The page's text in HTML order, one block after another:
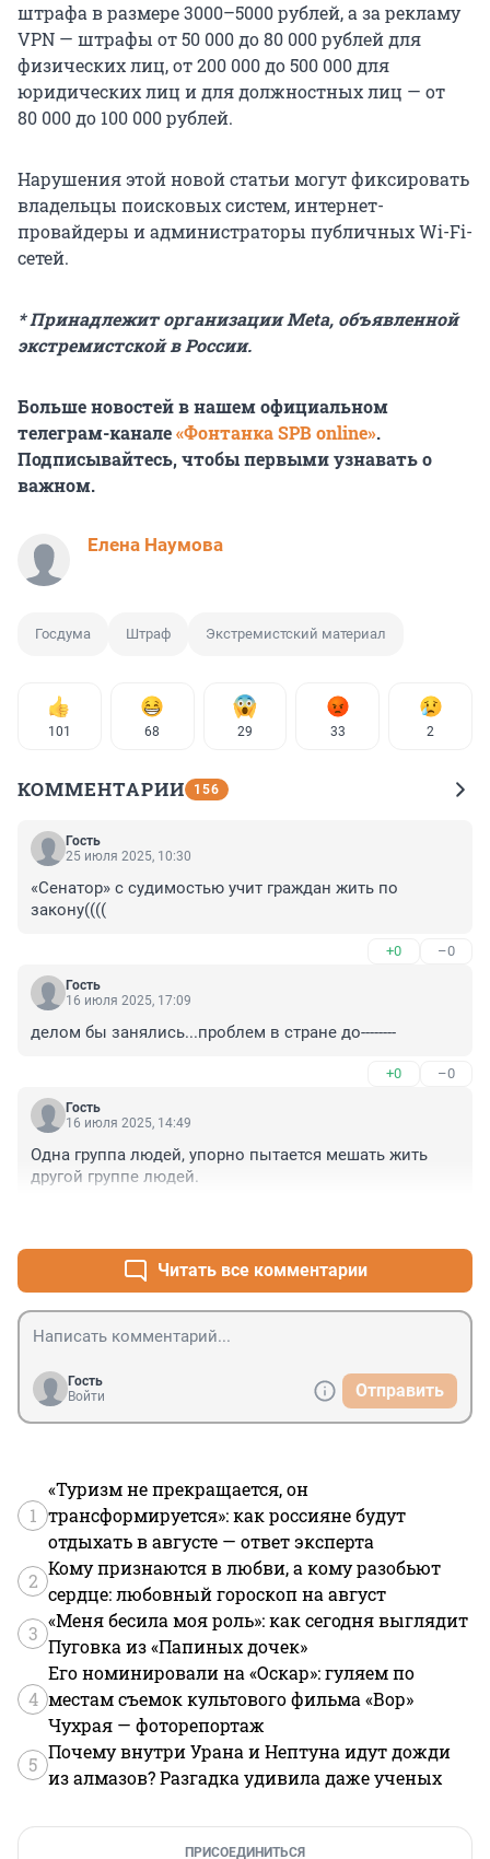
штрафа в размере 3000–5000 рублей, а за рекламу
VPN — штрафы от 50 000 до 80 000 рублей для
физических лиц, от 200 000 до 500 000 для
юридических лиц и для должностных лиц — от
80 000 до 100 000 рублей.
Нарушения этой новой статьи могут фиксировать
владельцы поисковых систем, интернет-
провайдеры и администраторы публичных Wi-Fi-
сетей.
* Принадлежит организации Meta, объявленной
экстремистской в России.
Больше новостей в нашем официальном
телеграм-канале«Фонтанка SPB online».
Подписывайтесь, чтобы первыми узнавать о
важном.
Елена Наумова
Госдума Штраф Экстремистский материал
101 68 29 33 2
КОММЕНТАРИИ 156
Гость
25 июля 2025, 10:30
«Сенатор» с судимостью учит граждан жить по
закону((((
+0 –0
Гость
16 июля 2025, 17:09
делом бы занялись...проблем в стране до--------
+0 –0
Гость
16 июля 2025, 14:49
Одна группа людей, упорно пытается мешать жить
другой группе людей.
Читать все комментарии
Гость
Войти
Отправить
1
«Туризм не прекращается, он
трансформируется»: как россияне будут
отдыхать в августе — ответ эксперта
2
Кому признаются в любви, а кому разобьют
сердце: любовный гороскоп на август
3
«Меня бесила моя роль»: как сегодня выглядит
Пуговка из «Папиных дочек»
4
Его номинировали на «Оскар»: гуляем по
местам съемок культового фильма «Вор»
Чухрая — фоторепортаж
5
Почему внутри Урана и Нептуна идут дожди
из алмазов? Разгадка удивила даже ученых
ПРИСОЕДИНИТЬСЯ